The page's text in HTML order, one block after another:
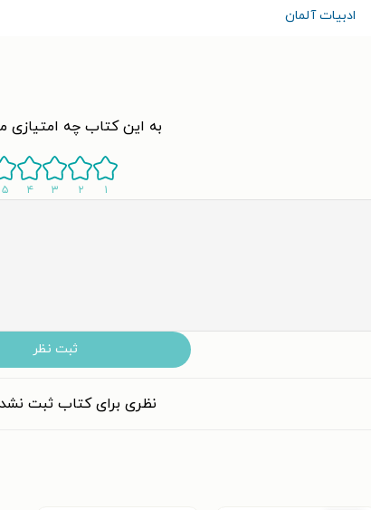
ادبیات آلمان
به این کتاب چه امتیازی
۱ ۲ ۳ ۴ ۵
ثبت نظر
نظری برای کتاب ثبت